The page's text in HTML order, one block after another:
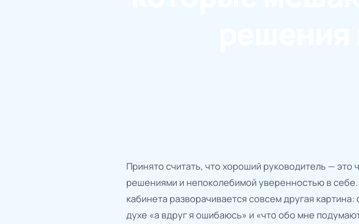
Принято считать, что хороший руководитель —
решениями и непоколебимой уверенностью в
кабинета разворачивается совсем другая
духе «а вдруг я ошибаюсь» и «что обо мне